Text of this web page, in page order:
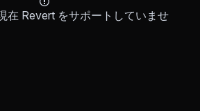
在 Revert をサポートしていませ